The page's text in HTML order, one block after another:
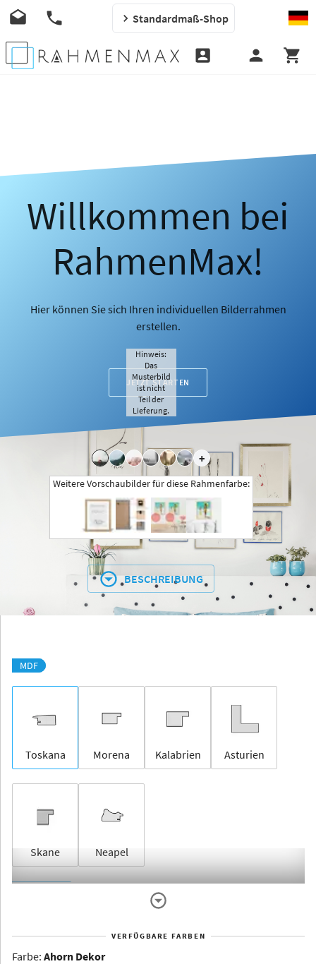
Standardmaß-Shop
Willkommen bei
RahmenMax!
Hier können Sie sich Ihren individuellen Bilderrahmen
erstellen.
JETZT STARTEN
+
Hinweis:
Das
Musterbild
ist nicht
Teil der
Lieferung.
Weitere Vorschaubilder für diese Rahmenfarbe:
BESCHREIBUNG
MDF
Toskana Morena Kalabrien Asturien
Skane Neapel
VERFÜGBARE FARBEN
Farbe: Ahorn Dekor